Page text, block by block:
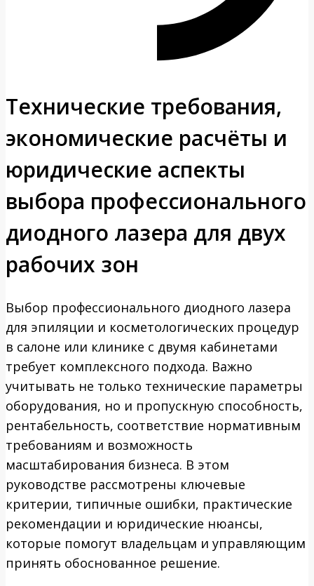
Технические требования,
экономические расчёты и
юридические аспекты
выбора профессионального
диодного лазера для двух
рабочих зон
Выбор профессионального диодного лазера
для эпиляции и косметологических процедур
в салоне или клинике с двумя кабинетами
требует комплексного подхода. Важно
учитывать не только технические параметры
оборудования, но и пропускную способность,
рентабельность, соответствие нормативным
требованиям и возможность
масштабирования бизнеса. В этом
руководстве рассмотрены ключевые
критерии, типичные ошибки, практические
рекомендации и юридические нюансы,
которые помогут владельцам и управляющим
принять обоснованное решение.